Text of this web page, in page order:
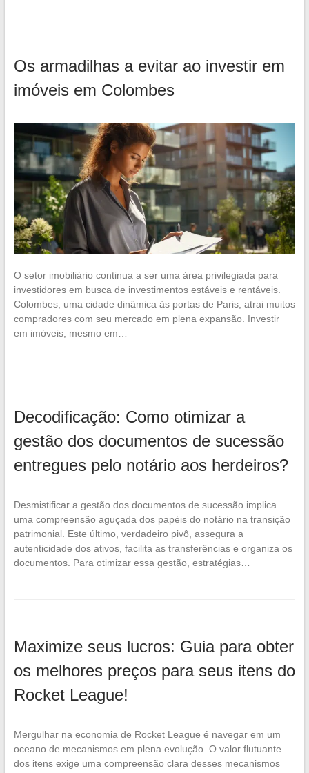
Os armadilhas a evitar ao investir em
imóveis em Colombes
O setor imobiliário continua a ser uma área privilegiada para
investidores em busca de investimentos estáveis e rentáveis.
Colombes, uma cidade dinâmica às portas de Paris, atrai muitos
compradores com seu mercado em plena expansão. Investir
em imóveis, mesmo em…
Decodificação: Como otimizar a
gestão dos documentos de sucessão
entregues pelo notário aos herdeiros?
Desmistificar a gestão dos documentos de sucessão implica
uma compreensão aguçada dos papéis do notário na transição
patrimonial. Este último, verdadeiro pivô, assegura a
autenticidade dos ativos, facilita as transferências e organiza os
documentos. Para otimizar essa gestão, estratégias…
Maximize seus lucros: Guia para obter
os melhores preços para seus itens do
Rocket League!
Mergulhar na economia de Rocket League é navegar em um
oceano de mecanismos em plena evolução. O valor flutuante
dos itens exige uma compreensão clara desses mecanismos